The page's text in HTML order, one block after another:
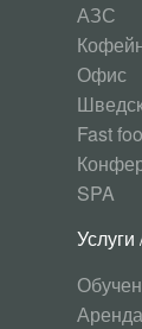
АЗС
Офис
Fast
SPA
Аренда